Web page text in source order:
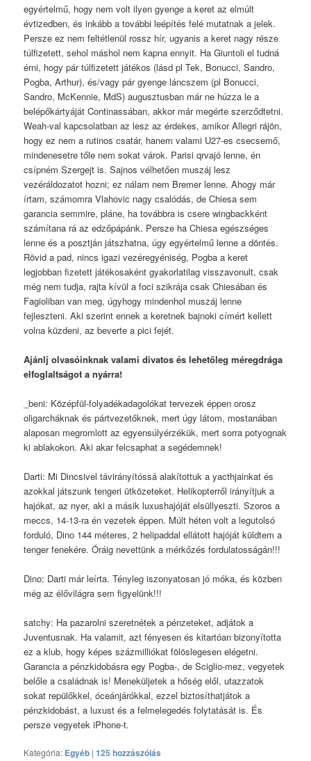
egyértelmű, hogy nem volt ilyen gyenge a keret az elmúlt
évtizedben, és inkább a további leépítés felé mutatnak a jelek.
Persze ez nem feltétlenül rossz hír, ugyanis a keret nagy része
túlfizetett, sehol máshol nem kapna ennyit. Ha Giuntoli el tudná
érni, hogy pár túlfizetett játékos (lásd pl Tek, Bonucci, Sandro,
Pogba, Arthur), és/vagy pár gyenge láncszem (pl Bonucci,
Sandro, McKennie, MdS) augusztusban már ne húzza le a
belépőkártyáját Continassában, akkor már megérte szerződtetni.
Weah-val kapcsolatban az lesz az érdekes, amikor Allegri rájön,
hogy ez nem a rutinos csatár, hanem valami U27-es csecsemő,
mindenesetre tőle nem sokat várok. Parisi qrvajó lenne, én
csípném Szergejt is. Sajnos vélhetően muszáj lesz
vezéráldozatot hozni; ez nálam nem Bremer lenne. Ahogy már
írtam, számomra Vlahovic nagy csalódás, de Chiesa sem
garancia semmire, pláne, ha továbbra is csere wingbackként
számítana rá az edzőpápánk. Persze ha Chiesa egészséges
lenne és a posztján játszhatna, úgy egyértelmű lenne a döntés.
Rövid a pad, nincs igazi vezéregyéniség, Pogba a keret
legjobban fizetett játékosaként gyakorlatilag visszavonult, csak
még nem tudja, rajta kívül a foci szikrája csak Chiesában és
Fagioliban van meg, úgyhogy mindenhol muszáj lenne
fejleszteni. Aki szerint ennek a keretnek bajnoki címért kellett
volna küzdeni, az beverte a pici fejét.
Ajánlj olvasóinknak valami divatos és lehetőleg méregdrága
elfoglaltságot a nyárra!
_beni: Középfül-folyadékadagolókat tervezek éppen orosz
oligarcháknak és pártvezetőknek, mert úgy látom, mostanában
alaposan megromlott az egyensúlyérzékük, mert sorra potyognak
ki ablakokon. Aki akar felcsaphat a segédemnek!
Darti: Mi Dincsivel távirányítóssá alakítottuk a yacthjainkat és
azokkal játszunk tengeri ütközeteket. Helikopterről irányítjuk a
hajókat, az nyer, aki a másik luxushajóját elsüllyeszti. Szoros a
meccs, 14-13-ra én vezetek éppen. Múlt héten volt a legutolsó
forduló, Dino 144 méteres, 2 helipaddal ellátott hajóját küldtem a
tenger fenekére. Óráig nevettünk a mérkőzés fordulatosságán!!!
Dino: Darti már leírta. Tényleg iszonyatosan jó móka, és közben
még az élővilágra sem figyelünk!!!
satchy: Ha pazarolni szeretnétek a pénzeteket, adjátok a
Juventusnak. Ha valamit, azt fényesen és kitartóan bizonyította
ez a klub, hogy képes százmilliókat fölöslegesen elégetni.
Garancia a pénzkidobásra egy Pogba-, de Sciglio-mez, vegyetek
belőle a családnak is! Meneküljetek a hőség elől, utazzatok
sokat repülőkkel, óceánjárókkal, ezzel biztosíthatjátok a
pénzkidobást, a luxust és a felmelegedés folytatását is. És
persze vegyetek iPhone-t.
Kategória: Egyéb |125 hozzászólás